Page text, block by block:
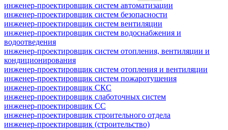
инженер-проектировщик систем автоматизации
инженер-проектировщик систем безопасности
инженер-проектировщик систем вентиляции
инженер-проектировщик систем водоснабжения и
водоотведения
инженер-проектировщик систем отопления, вентиляции и
кондиционирования
инженер-проектировщик систем отопления и вентиляции
инженер-проектировщик систем пожаротушения
инженер-проектировщик СКС
инженер-проектировщик слаботочных систем
инженер-проектировщик СС
инженер-проектировщик строительного отдела
инженер-проектировщик (строительство)